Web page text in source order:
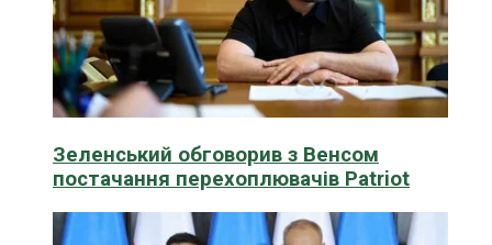
Зеленський обговорив з Венсом
постачання перехоплювачів Patriot